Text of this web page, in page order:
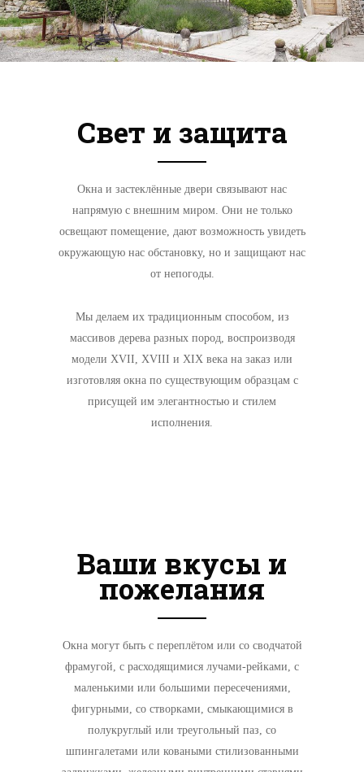
Свет и защита
Окна и застеклённые двери связывают нас
напрямую с внешним миром. Они не только
освещают помещение, дают возможность увидеть
окружающую нас обстановку, но и защищают нас
от непогоды.
Мы делаем их традиционным способом, из
массивов дерева разных пород, воспроизводя
модели XVII, XVIII и XIX века на заказ или
изготовляя окна по существующим образцам с
присущей им элегантностью и стилем
исполнения.
Ваши вкусы и
пожелания
Окна могут быть с переплётом или со сводчатой
фрамугой, с расходящимися лучами-рейками, с
маленькими или большими пересечениями,
фигурными, со створками, смыкающимися в
полукруглый или треугольный паз, со
шпингалетами или коваными стилизованными